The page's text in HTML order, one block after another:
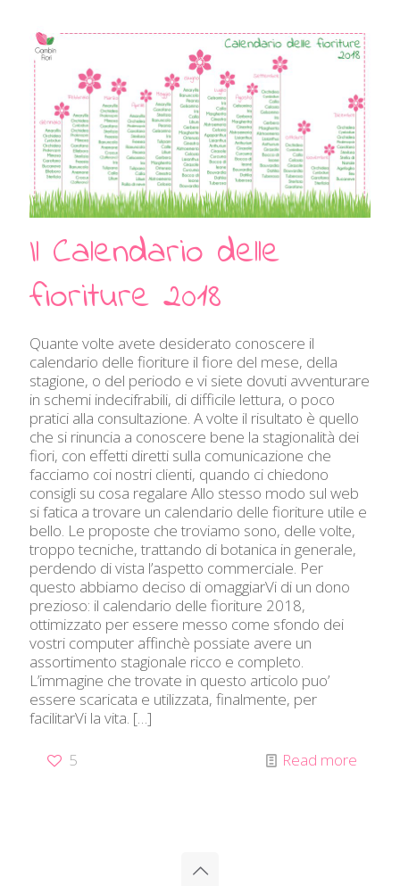
Il Calendario delle
fioriture 2018
Quante volte avete desiderato conoscere il
calendario delle fioriture il fiore del mese, della
stagione, o del periodo e vi siete dovuti avventurare
in schemi indecifrabili, di difficile lettura, o poco
pratici alla consultazione. A volte il risultato è quello
che si rinuncia a conoscere bene la stagionalità dei
fiori, con effetti diretti sulla comunicazione che
facciamo coi nostri clienti, quando ci chiedono
consigli su cosa regalare Allo stesso modo sul web
si fatica a trovare un calendario delle fioriture utile e
bello. Le proposte che troviamo sono, delle volte,
troppo tecniche, trattando di botanica in generale,
perdendo di vista l’aspetto commerciale. Per
questo abbiamo deciso di omaggiarVi di un dono
prezioso: il calendario delle fioriture 2018,
ottimizzato per essere messo come sfondo dei
vostri computer affinchè possiate avere un
assortimento stagionale ricco e completo.
L’immagine che trovate in questo articolo puo’
essere scaricata e utilizzata, finalmente, per
facilitarVi la vita. […]
5 Read more